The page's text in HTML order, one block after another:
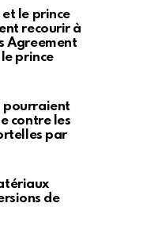
le prince
recourir à
Agreement
prince
pourraient
contre les
par
de